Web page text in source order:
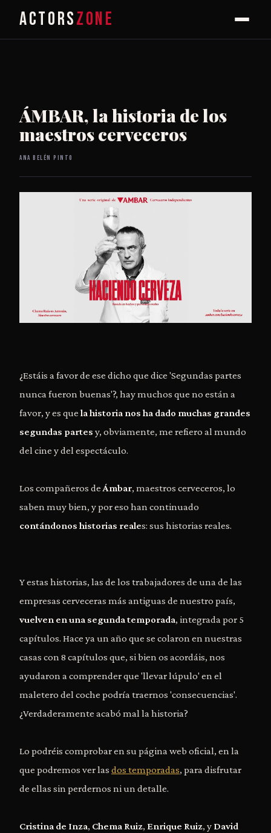
ACTORSZONE
ÁMBAR, la historia de los
maestros cerveceros
Ana Belén Pinto
¿Estáis a favor de ese dicho que dice 'Segundas partes
nunca fueron buenas'?, hay muchos que no están a
favor, y es quela historia nos ha dado muchas grandes
segundas partes y, obviamente, me refiero al mundo
del cine y del espectáculo.
Los compañeros deÁmbar, maestros cerveceros, lo
saben muy bien, y por eso han continuado
contándonos historias reales: sus historias reales.
Y estas historias, las de los trabajadores de una de las
empresas cerveceras más antiguas de nuestro país,
vuelven en una segunda temporada, integrada por 5
capítulos. Hace ya un año que se colaron en nuestras
casas con 8 capítulos que, si bien os acordáis, nos
ayudaron a comprender que 'llevar lúpulo' en el
maletero del coche podría traernos 'consecuencias'.
¿Verdaderamente acabó mal la historia?
Lo podréis comprobar en su página web oficial, en la
que podremos ver las dos temporadas, para disfrutar
de ellas sin perdernos ni un detalle.
Cristina de Inza, Chema Ruiz, Enrique Ruiz, y David